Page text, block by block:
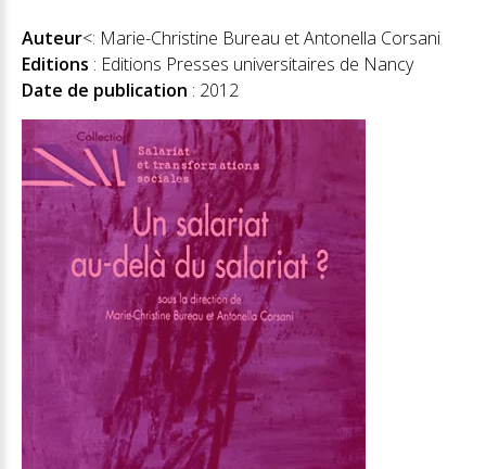
Auteur<: Marie-Christine Bureau et Antonella Corsani
Editions : Editions Presses universitaires de Nancy
Date de publication : 2012